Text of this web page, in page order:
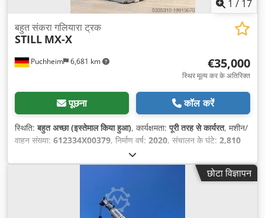
1 / 17
Puchheim 6,681 km
बहुत संकरा गलियारा ट्रक
STILL MX-X
€35,000
स्थिर मूल्य कर के अतिरिक्त
पूछना कॉल करें
स्थिति:बहुत अच्छा (इस्तेमाल किया हुआ), कार्यक्षमता:पूरी तरह से कार्यरत, मशीन/
वाहन संख्या: 612334X00379, निर्माण वर्ष: 2020, संचालन के घंटे: 2,810
, उठाने की ऊँचाई:
विद्युत, निर्माण ऊँचाई:4,400 मिमी, बैटरी क्षमता:930 आह, बैटरी वोल्टेज:80 V,
, उपकरण:प्रकाश
छोटा विज्ञापन